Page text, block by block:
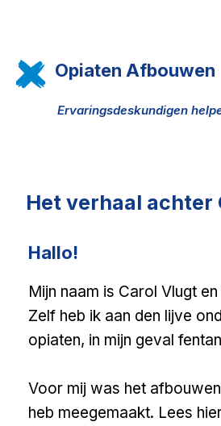
Opiaten Afbouwen
Ervaringsdeskundigen
Het verhaal achter
Hallo!
Mijn naam is Carol Vlugt
Zelf heb ik aan den lijve
opiaten, in mijn geval
Voor mij was het
heb meegemaakt. Lees